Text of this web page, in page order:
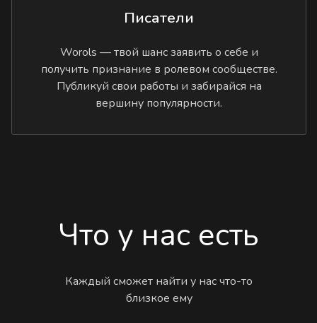
Писатели
Worols — твой шанс заявить о себе и
получить признание в ролевом сообществе.
Публикуй свои работы и забирайся на
вершину популярности.
Что у нас есть
Каждый сможет найти у нас что-то
близкое ему